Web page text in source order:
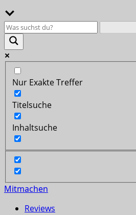
Nur Exakte Treffer
Titelsuche
Inhaltsuche
Mitmachen
Reviews